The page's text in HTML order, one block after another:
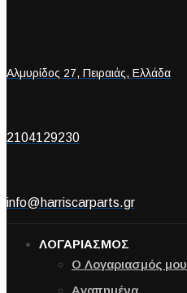
Αλμυρίδος 27, Πειραιάς, Ελλάδα
2104129230
info@harriscarparts.gr
ΛΟΓΑΡΙΑΣΜΟΣ
Ο Λογαριασμός μου
Αγαπημένα